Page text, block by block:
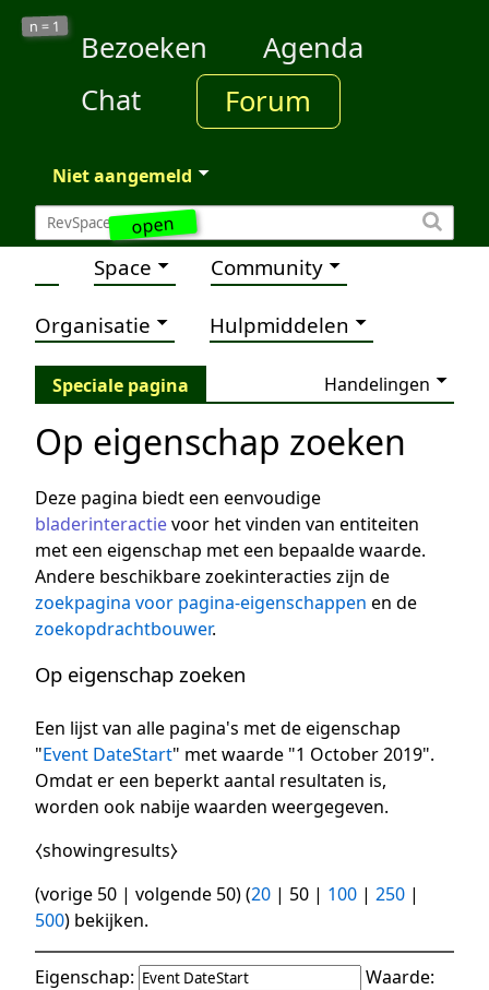
open
n = 1
Bezoeken
Agenda
Chat
Forum
Niet aangemeld
Space Community
Organisatie Hulpmiddelen
Speciale pagina Handelingen
Op eigenschap zoeken
Deze pagina biedt een eenvoudige
bladerinteractievoor het vinden van entiteiten
met een eigenschap met een bepaalde waarde.
Andere beschikbare zoekinteracties zijn de
zoekpagina voor pagina-eigenschappen en de
zoekopdrachtbouwer.
Op eigenschap zoeken
Een lijst van alle pagina's met de eigenschap
"Event DateStart" met waarde "1 October 2019".
Omdat er een beperkt aantal resultaten is,
worden ook nabije waarden weergegeven.
⧼showingresults⧽
(vorige 50 | volgende 50) (20 | 50 | 100 | 250 |
500) bekijken.
Eigenschap: Waarde: